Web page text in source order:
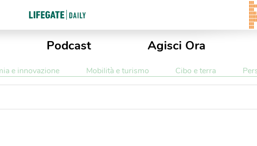
Podcast Agisci Ora
e innovazione Mobilità e turismo Cibo e terra